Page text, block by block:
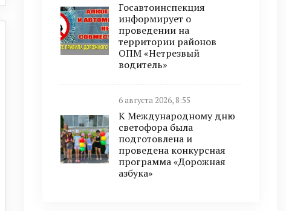
Госавтоинспекция
информирует о
проведении на
территории районов
ОПМ «Нетрезвый
водитель»
6 августа 2026, 8:55
К Международному дню
светофора была
подготовлена и
проведена конкурсная
программа «Дорожная
азбука»